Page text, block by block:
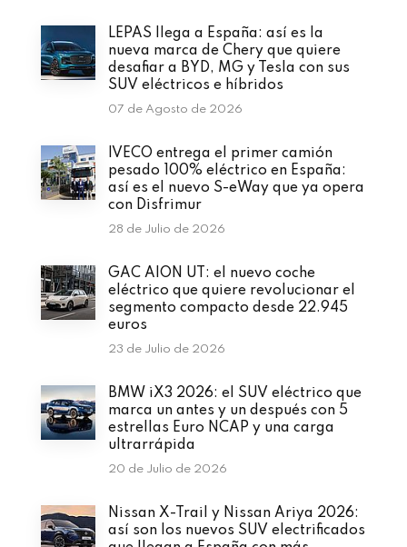
LEPAS llega a España: así es la
nueva marca de Chery que quiere
desafiar a BYD, MG y Tesla con sus
SUV eléctricos e híbridos
07 de Agosto de 2026
IVECO entrega el primer camión
pesado 100% eléctrico en España:
así es el nuevo S-eWay que ya opera
con Disfrimur
28 de Julio de 2026
GAC AION UT: el nuevo coche
eléctrico que quiere revolucionar el
segmento compacto desde 22.945
euros
23 de Julio de 2026
BMW iX3 2026: el SUV eléctrico que
marca un antes y un después con 5
estrellas Euro NCAP y una carga
ultrarrápida
20 de Julio de 2026
Nissan X-Trail y Nissan Ariya 2026:
así son los nuevos SUV electrificados